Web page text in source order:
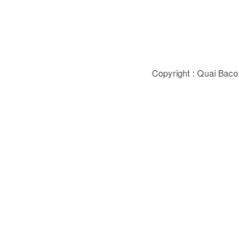
Copyright : Quai Baco